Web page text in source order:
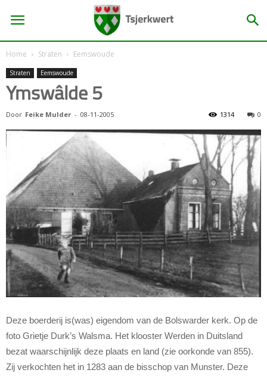
Home Straten Eemswoude
Straten Eemswoude
Ymswâlde 5
Door Feike Mulder - 08-11-2005 0
1314
Deze boerderij is(was) eigendom van de Bolswarder kerk. Op de
foto Grietje Durk’s Walsma. Het klooster Werden in Duitsland
bezat waarschijnlijk deze plaats en land (zie oorkonde van 855).
Zij verkochten het in 1283 aan de bisschop van Munster. Deze